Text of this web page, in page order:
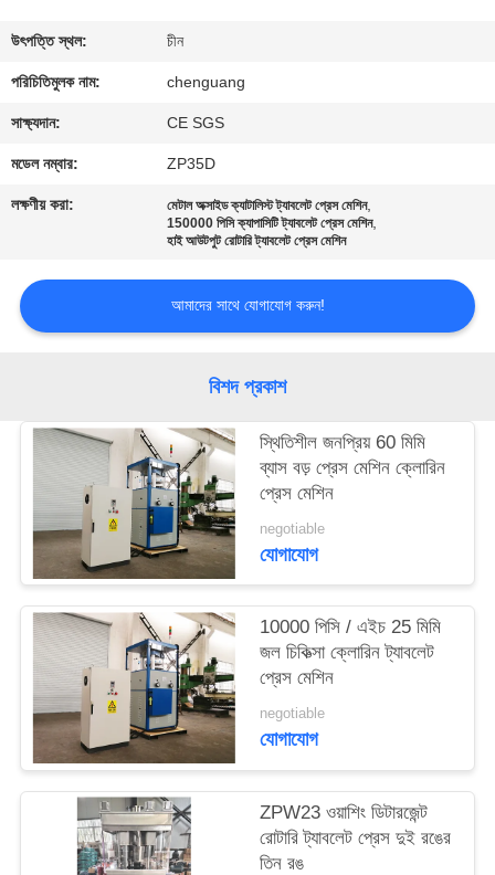
যোগাযোগ
করুন
খবর
উদ্ধৃতির
ম্যাপ
PRIVACY
POLICY
উৎপত্তি স্থল: চীন
পরিচিতিমুলক নাম: chenguang
সাক্ষ্যদান: CE SGS
মডেল নম্বার: ZP35D
লক্ষণীয় করা: মেটাল অক্সাইড ক্যাটালিস্ট ট্যাবলেট প্রেস মেশিন,
150000 পিসি ক্যাপাসিটি ট্যাবলেট প্রেস মেশিন,
হাই আউটপুট রোটারি ট্যাবলেট প্রেস মেশিন
আমাদের সাথে যোগাযোগ করুন!
বিশদ প্রকাশ
স্থিতিশীল জনপ্রিয় 60 মিমি
ব্যাস বড় প্রেস মেশিন ক্লোরিন
প্রেস মেশিন
negotiable
যোগাযোগ
10000 পিসি / এইচ 25 মিমি
জল চিকিত্সা ক্লোরিন ট্যাবলেট
প্রেস মেশিন
negotiable
যোগাযোগ
ZPW23 ওয়াশিং ডিটারজেন্ট
রোটারি ট্যাবলেট প্রেস দুই রঙের
তিন রঙ